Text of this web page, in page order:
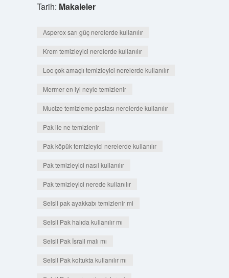
Tarih: Makaleler
Asperox sarı güç nerelerde kullanılır
Krem temizleyici nerelerde kullanılır
Loc çok amaçlı temizleyici nerelerde kullanılır
Mermer en iyi neyle temizlenir
Mucize temizleme pastası nerelerde kullanılır
Pak ile ne temizlenir
Pak köpük temizleyici nerelerde kullanılır
Pak temizleyici nasıl kullanılır
Pak temizleyici nerede kullanılır
Selsil pak ayakkabı temizlenir mi
Selsil Pak halıda kullanılır mı
Selsil Pak İsrail malı mı
Selsil Pak koltukta kullanılır mı